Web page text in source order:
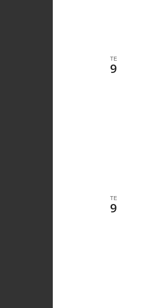
ΤΕ
9
ΤΕ
9